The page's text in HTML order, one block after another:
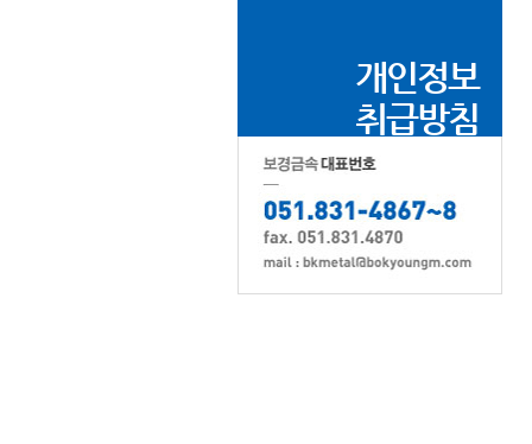
개인정보
취급방침